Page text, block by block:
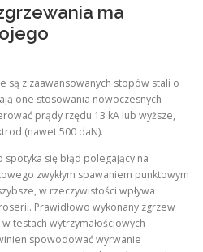
ma
są z zaawansowanych stopów stali o
one stosowania nowoczesnych
prądy rzędu 13 kA lub wyższe,
(nawet 500 daN).
się błąd polegający na
zwykłym spawaniem punktowym
w rzeczywistości wpływa
Prawidłowo wykonany zgrzew
testach wytrzymałościowych
spowodować wyrwanie